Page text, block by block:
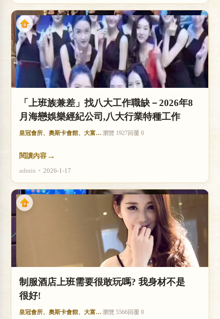
「上班族兼差」找八大工作職缺－2026年8
月海戀娛樂經紀公司,八大行業特種工作
皇冠會所、奧斯卡會館、大富豪酒店 瀏覽 1927回覆 0
閱讀內容 →
admin • 2026-1-17
制服酒店上班需要很敢玩嗎? 我身材不是
很好!
皇冠會所、奧斯卡會館、大富豪酒店 瀏覽 5566回覆 0